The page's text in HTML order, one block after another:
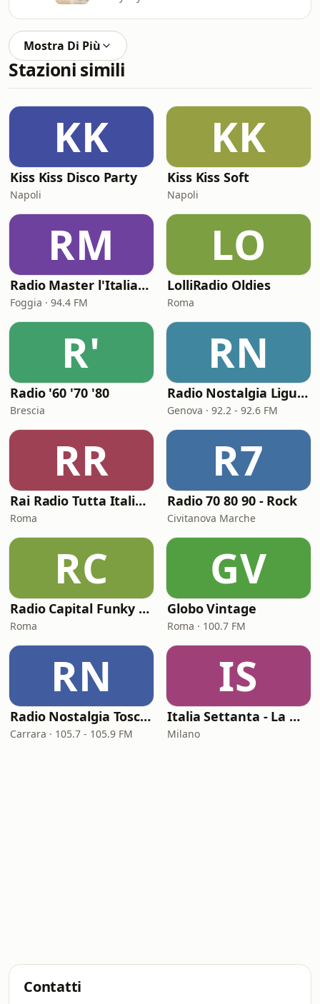
Mostra Di Più
Stazioni simili
KK
Kiss Kiss Disco Party
Napoli
KK
Kiss Kiss Soft
Napoli
RM
Radio Master l'Italiana
Foggia · 94.4 FM
LO
LolliRadio Oldies
Roma
R'
Radio '60 '70 '80
Brescia
RN
Radio Nostalgia Liguria
Genova · 92.2 - 92.6 FM
RR
Rai Radio Tutta Italiana
Roma
R7
Radio 70 80 90 - Rock
Civitanova Marche
RC
Radio Capital Funky Town
Roma
GV
Globo Vintage
Roma · 100.7 FM
RN
Radio Nostalgia Toscana
Carrara · 105.7 - 105.9 FM
IS
Italia Settanta - La musica italiana dei settanta
Milano
Contatti